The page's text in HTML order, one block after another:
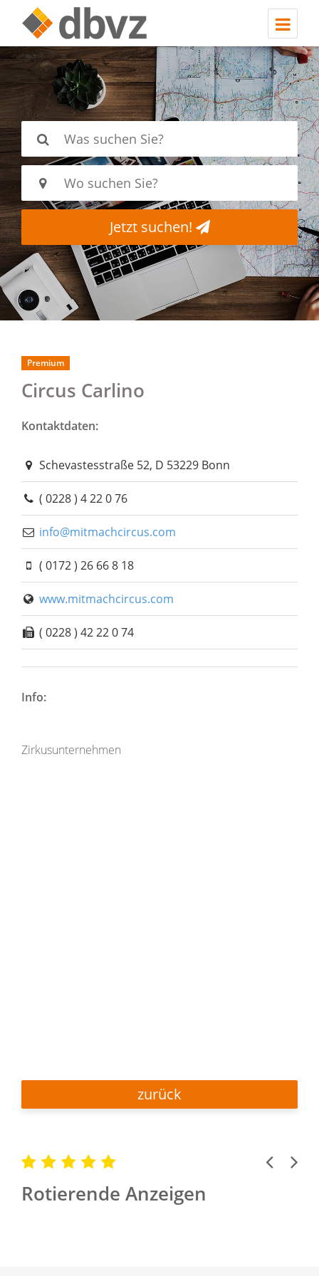
Jetzt suchen!
Circus Carlino
Premium
Kontaktdaten:
Schevastesstraße 52, D 53229 Bonn
( 0228 ) 4 22 0 76
info@mitmachcircus.com
( 0172 ) 26 66 8 18
www.mitmachcircus.com
( 0228 ) 42 22 0 74
Info:
Zirkusunternehmen
zurück
Rotierende Anzeigen
Previous
Next